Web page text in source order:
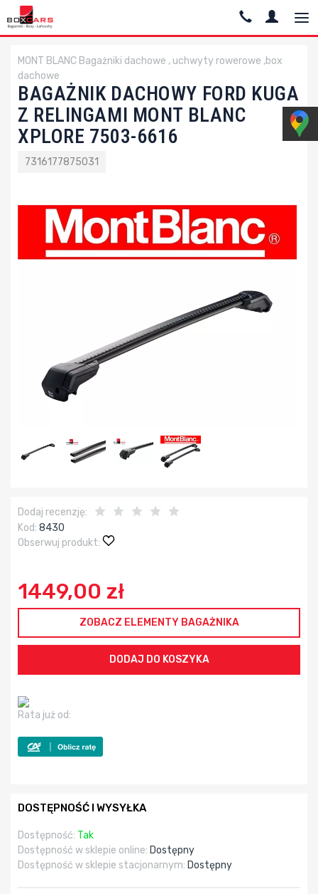
MONT BLANC Bagażniki dachowe , uchwyty rowerowe ,box
dachowe
BAGAŻNIK DACHOWY FORD KUGA
Z RELINGAMI MONT BLANC
XPLORE 7503-6616
7316177875031
Dodaj recenzję:
Kod: 8430
Obserwuj produkt:
1449,00 zł
ZOBACZ ELEMENTY BAGAŻNIKA
Rata już od:
DOSTĘPNOŚĆ I WYSYŁKA
Dostępność: Tak
Dostępność w sklepie online: Dostępny
Dostępność w sklepie stacjonarnym: Dostępny